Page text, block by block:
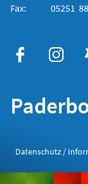
Fax:
05251
Datenschutz /